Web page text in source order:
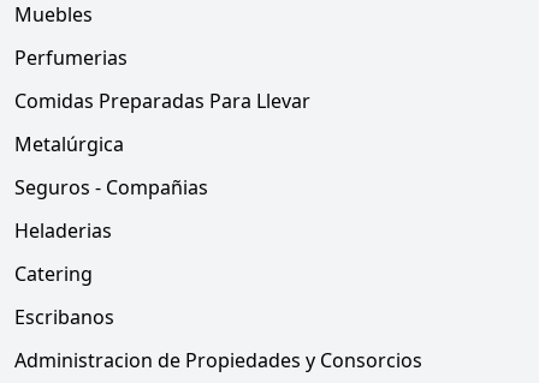
Muebles
Perfumerias
Comidas Preparadas Para Llevar
Metalúrgica
Seguros - Compañias
Heladerias
Catering
Escribanos
Administracion de Propiedades y Consorcios